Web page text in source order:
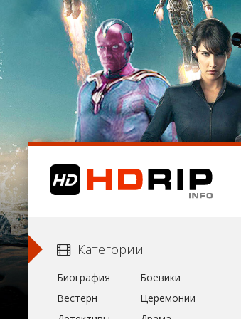
Категории
Биография
Боевики
Вестерн
Церемонии